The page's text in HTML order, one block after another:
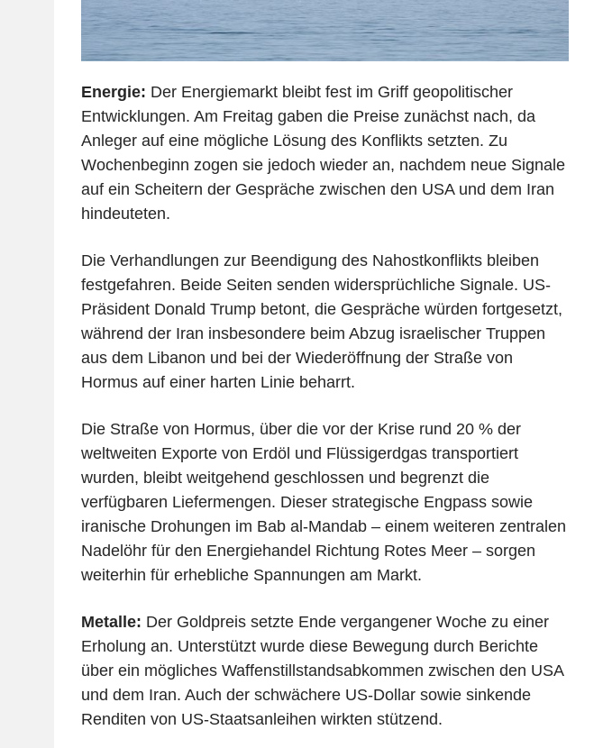
Energie: Der Energiemarkt bleibt fest im Griff geopolitischer
Entwicklungen. Am Freitag gaben die Preise zunächst nach, da
Anleger auf eine mögliche Lösung des Konflikts setzten. Zu
Wochenbeginn zogen sie jedoch wieder an, nachdem neue Signale
auf ein Scheitern der Gespräche zwischen den USA und dem Iran
hindeuteten.
Die Verhandlungen zur Beendigung des Nahostkonflikts bleiben
festgefahren. Beide Seiten senden widersprüchliche Signale. US-
Präsident Donald Trump betont, die Gespräche würden fortgesetzt,
während der Iran insbesondere beim Abzug israelischer Truppen
aus dem Libanon und bei der Wiederöffnung der Straße von
Hormus auf einer harten Linie beharrt.
Die Straße von Hormus, über die vor der Krise rund 20 % der
weltweiten Exporte von Erdöl und Flüssigerdgas transportiert
wurden, bleibt weitgehend geschlossen und begrenzt die
verfügbaren Liefermengen. Dieser strategische Engpass sowie
iranische Drohungen im Bab al-Mandab – einem weiteren zentralen
Nadelöhr für den Energiehandel Richtung Rotes Meer – sorgen
weiterhin für erhebliche Spannungen am Markt.
Metalle: Der Goldpreis setzte Ende vergangener Woche zu einer
Erholung an. Unterstützt wurde diese Bewegung durch Berichte
über ein mögliches Waffenstillstandsabkommen zwischen den USA
und dem Iran. Auch der schwächere US-Dollar sowie sinkende
Renditen von US-Staatsanleihen wirkten stützend.